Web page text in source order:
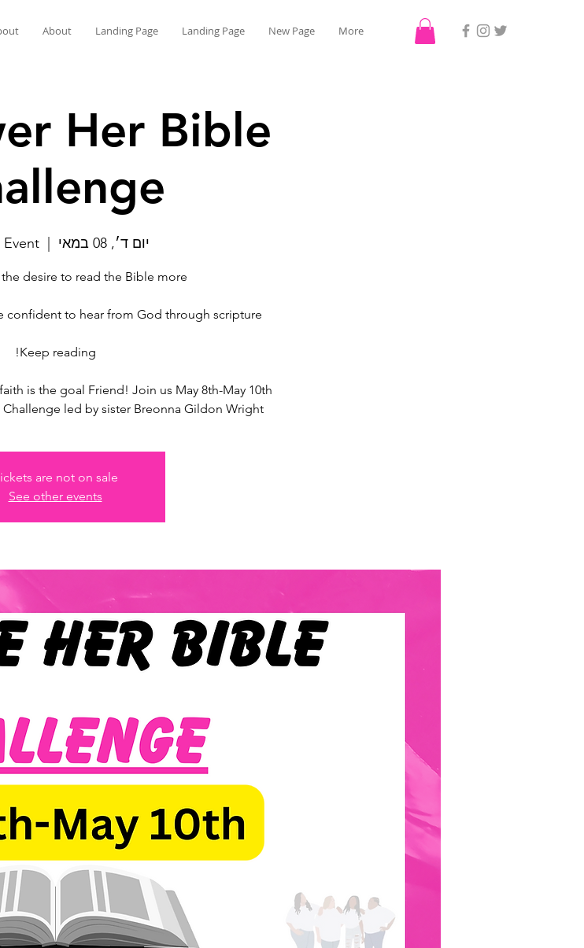
About Landing Page Landing Page New Page More
Her Bible
יום ד׳, 08 במאי Event
is the goal Friend! Join us May 8th-May 10th
led by sister Breonna Gildon Wright.
are not on sale
See other events